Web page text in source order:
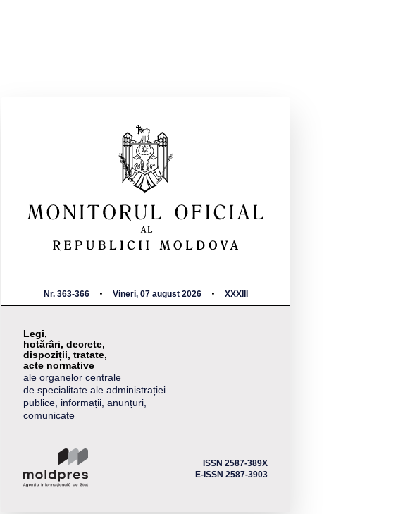
Nr. 363-366 Vineri, 07 august 2026 XXXIII
Legi,
hotărâri, decrete,
dispoziții, tratate,
acte normative
ale organelor centrale
de specialitate ale administrației
publice, informații, anunțuri,
comunicate
ISSN 2587-389X
E-ISSN 2587-3903